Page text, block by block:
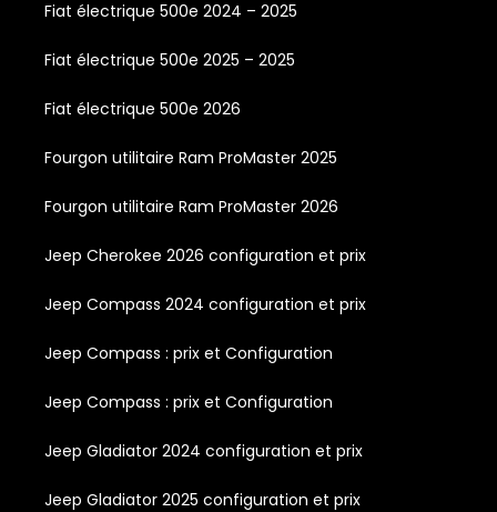
Fiat électrique 500e 2024 – 2025
Fiat électrique 500e 2025 – 2025
Fiat électrique 500e 2026
Fourgon utilitaire Ram ProMaster 2025
Fourgon utilitaire Ram ProMaster 2026
Jeep Cherokee 2026 configuration et prix
Jeep Compass 2024 configuration et prix
Jeep Compass : prix et Configuration
Jeep Compass : prix et Configuration
Jeep Gladiator 2024 configuration et prix
Jeep Gladiator 2025 configuration et prix